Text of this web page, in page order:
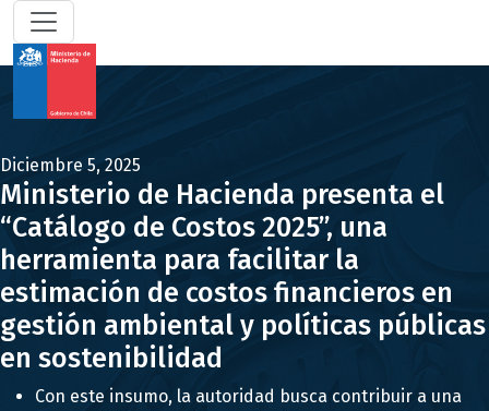
Diciembre 5, 2025
Ministerio de Hacienda presenta el
“Catálogo de Costos 2025”, una
herramienta para facilitar la
estimación de costos financieros en
gestión ambiental y políticas públicas
en sostenibilidad
Con este insumo, la autoridad busca contribuir a una